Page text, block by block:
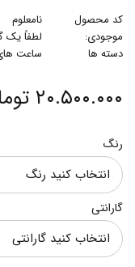
کد محصول
نامعلوم
موجودی:
لطفاً یک
دسته ها
ساعت
۲۰.۵۰۰.۰۰۰
رنگ
گارانتی